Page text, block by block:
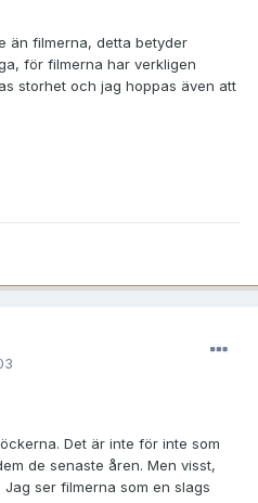
än filmerna, detta betyder
för filmerna har verkligen
storhet och jag hoppas även att
Det är inte för inte som
de senaste åren. Men visst,
ser filmerna som en slags